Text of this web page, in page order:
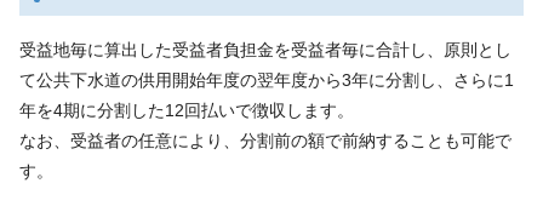
受益地毎に算出した受益者負担金を受益者毎に合計し、原則とし
て公共下水道の供用開始年度の翌年度から3年に分割し、さらに1
年を4期に分割した12回払いで徴収します。
なお、受益者の任意により、分割前の額で前納することも可能で
す。